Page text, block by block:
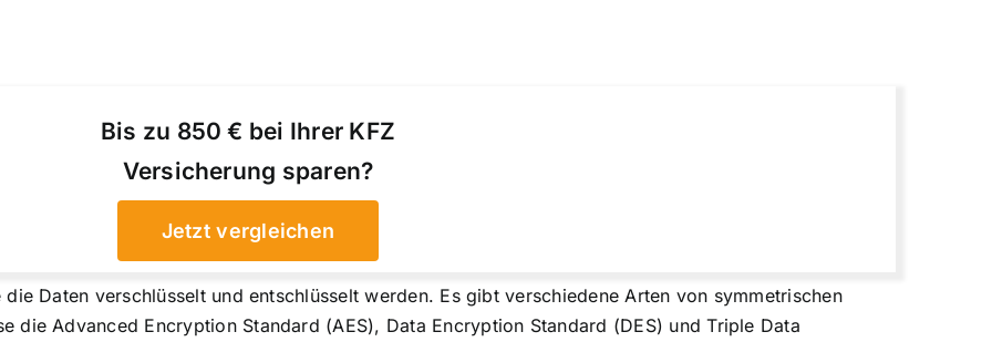
Bis zu 850 € bei Ihrer KFZ
Versicherung sparen?
Jetzt vergleichen
Daten verschlüsselt und entschlüsselt werden. Es gibt verschiedene Arten von symmetrischen
die Advanced Encryption Standard (AES), Data Encryption Standard (DES) und Triple Data